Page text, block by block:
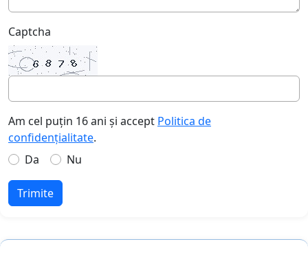
Captcha
Am cel puțin 16 ani și accept Politica de
confidențialitate.
Da
Nu
Trimite